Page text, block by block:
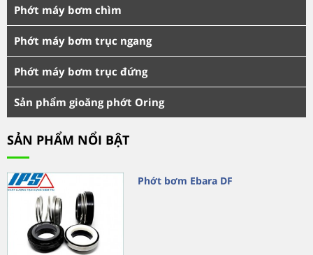
Phớt máy bơm chìm
Phớt máy bơm trục ngang
Phớt máy bơm trục đứng
Sản phẩm gioăng phớt Oring
SẢN PHẨM NỔI BẬT
Phớt bơm Ebara DF